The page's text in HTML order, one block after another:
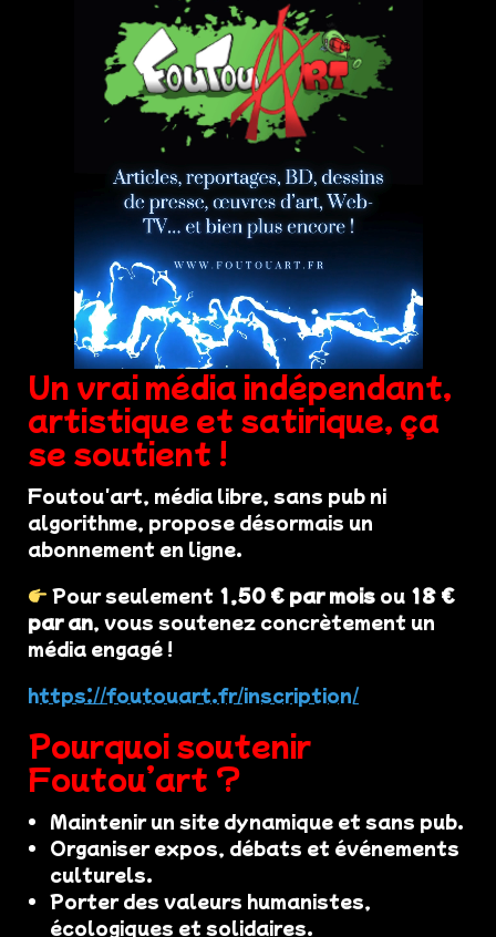
Un vrai média indépendant,
artistique et satirique, ça
se soutient !
Foutou'art, média libre, sans pub ni
algorithme, propose désormais un
abonnement en ligne.
Pour seulement 1,50 € par mois ou 18 €
par an, vous soutenez concrètement un
média engagé !
https://foutouart.fr/inscription/
Pourquoi soutenir
Foutou’art ?
Maintenir un site dynamique et sans pub.
Organiser expos, débats et événements
culturels.
Porter des valeurs humanistes,
écologiques et solidaires.